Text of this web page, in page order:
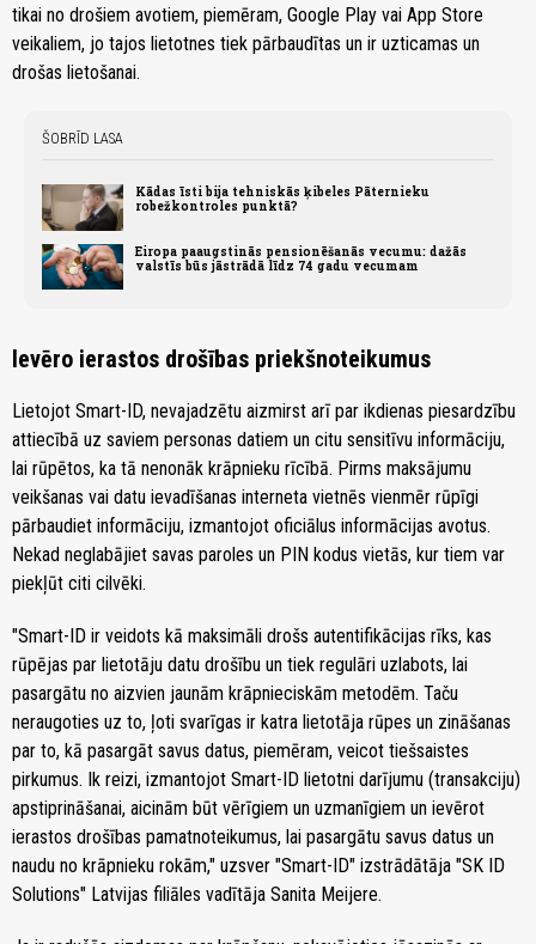
tikai no drošiem avotiem, piemēram, Google Play vai App Store
veikaliem, jo tajos lietotnes tiek pārbaudītas un ir uzticamas un
drošas lietošanai.
ŠOBRĪD LASA
Kādas īsti bija tehniskās ķibeles Pāternieku
robežkontroles punktā?
Eiropa paaugstinās pensionēšanās vecumu: dažās
valstīs būs jāstrādā līdz 74 gadu vecumam
Ievēro ierastos drošības priekšnoteikumus
Lietojot Smart-ID, nevajadzētu aizmirst arī par ikdienas piesardzību
attiecībā uz saviem personas datiem un citu sensitīvu informāciju,
lai rūpētos, ka tā nenonāk krāpnieku rīcībā. Pirms maksājumu
veikšanas vai datu ievadīšanas interneta vietnēs vienmēr rūpīgi
pārbaudiet informāciju, izmantojot oficiālus informācijas avotus.
Nekad neglabājiet savas paroles un PIN kodus vietās, kur tiem var
piekļūt citi cilvēki.
"Smart-ID ir veidots kā maksimāli drošs autentifikācijas rīks, kas
rūpējas par lietotāju datu drošību un tiek regulāri uzlabots, lai
pasargātu no aizvien jaunām krāpnieciskām metodēm. Taču
neraugoties uz to, ļoti svarīgas ir katra lietotāja rūpes un zināšanas
par to, kā pasargāt savus datus, piemēram, veicot tiešsaistes
pirkumus. Ik reizi, izmantojot Smart-ID lietotni darījumu (transakciju)
apstiprināšanai, aicinām būt vērīgiem un uzmanīgiem un ievērot
ierastos drošības pamatnoteikumus, lai pasargātu savus datus un
naudu no krāpnieku rokām," uzsver "Smart-ID" izstrādātāja "SK ID
Solutions" Latvijas filiāles vadītāja Sanita Meijere.